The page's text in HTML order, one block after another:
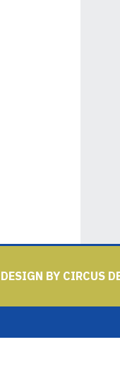
BY CIRCUS